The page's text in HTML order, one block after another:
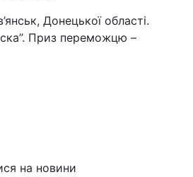
Донецької області.
Приз переможцю –
на новини